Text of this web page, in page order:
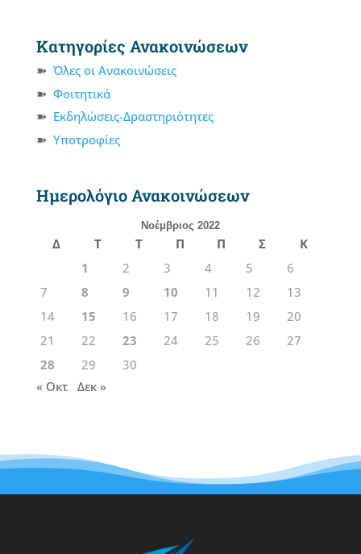
Κατηγορίες Ανακοινώσεων
Όλες οι Ανακοινώσεις
Φοιτητικά
Εκδηλώσεις-Δραστηριότητες
Υποτροφίες
Ημερολόγιο Ανακοινώσεων
Νοέμβριος 2022
Δ Τ Τ Π Π Σ
Κ
1
2 3 4 5
6
7
8 9 10 11 12
13
14
15 16 17 18 19
20
21
22 23 24 25 26
27
28
29
30
« Οκτ
Δεκ »